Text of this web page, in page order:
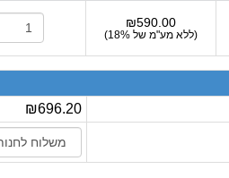
₪590.00
(ללא מע"מ של 18%)
₪696.20